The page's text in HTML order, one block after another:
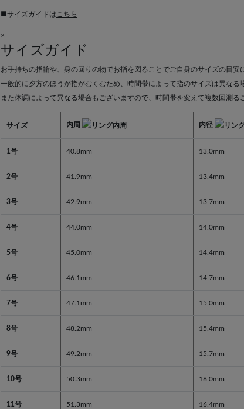
■サイズガイドは こちら
×
サイズガイド
お手持ちの指輪や、身の回りの物でお指を図ることでご自身のサイズの目安
一般的に夕方のほうが指がむくむため、時間帯によって指のサイズは異なる
また体調によって異なる場合もございますので、時間帯を変えて複数回測る
サイズ 内周 内径
1号 40.8mm 13.0mm
2号 41.9mm 13.4mm
3号 42.9mm 13.7mm
4号 44.0mm 14.0mm
5号 45.0mm 14.4mm
6号 46.1mm 14.7mm
7号 47.1mm 15.0mm
8号 48.2mm 15.4mm
9号 49.2mm 15.7mm
10号 50.3mm 16.0mm
11号 51.3mm 16.4mm